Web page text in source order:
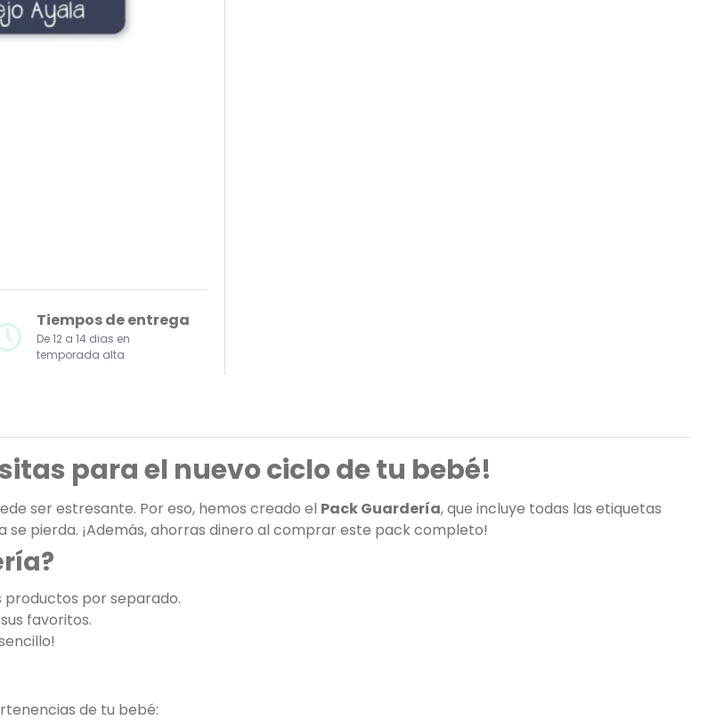
Tiempos de entrega
De 12 a 14 dias en
temporada alta
para el nuevo ciclo de tu bebé!
ser estresante. Por eso, hemos creado el Pack Guardería, que incluye todas las etiquetas
pierda. ¡Además, ahorras dinero al comprar este pack completo!
productos por separado.
favoritos.
de tu bebé: